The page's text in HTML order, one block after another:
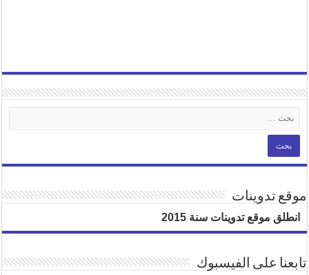
موقع تدوينات
انطلق موقع تدوينات سنة 2015
تابعنا على الفيسبوك